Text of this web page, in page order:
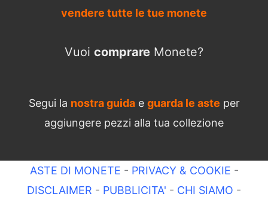
vendere tutte le tue monete
Vuoi comprare Monete?
Segui la nostra guidae guarda le aste per
aggiungere pezzi alla tua collezione
ASTE DI MONETE - PRIVACY & COOKIE -
DISCLAIMER - PUBBLICITA' - CHI SIAMO -